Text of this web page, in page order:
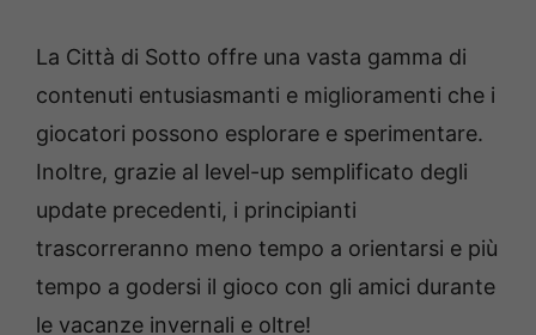
La Città di Sotto offre una vasta gamma di
contenuti entusiasmanti e miglioramenti che i
giocatori possono esplorare e sperimentare.
Inoltre, grazie al level-up semplificato degli
update precedenti, i principianti
trascorreranno meno tempo a orientarsi e più
tempo a godersi il gioco con gli amici durante
le vacanze invernali e oltre!